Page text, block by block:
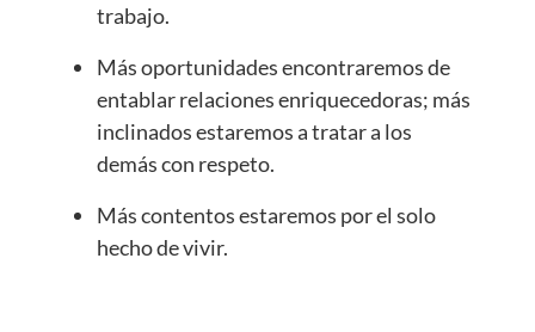
trabajo.
Más oportunidades encontraremos de
entablar relaciones enriquecedoras; más
inclinados estaremos a tratar a los
demás con respeto.
Más contentos estaremos por el solo
hecho de vivir.